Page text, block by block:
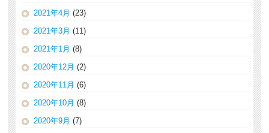
2021年4月 (23)
2021年3月 (11)
2021年1月 (8)
2020年12月 (2)
2020年11月 (6)
2020年10月 (8)
2020年9月 (7)